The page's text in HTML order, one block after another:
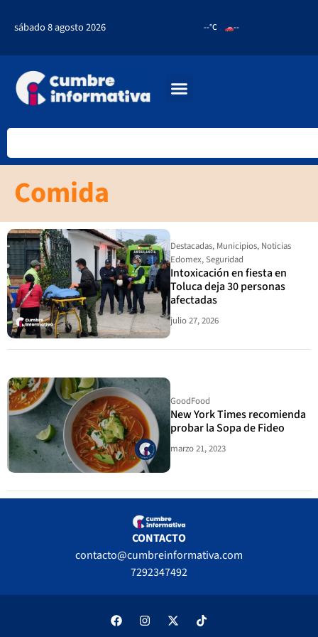
sábado 8 agosto 2026 --°C --
Comida
Destacadas, Municipios, Noticias
Edomex,Seguridad
Intoxicación en fiesta en
Toluca deja 30 personas
afectadas
julio 27, 2026
GoodFood
New York Times recomienda
probar la Sopa de Fideo
marzo 21, 2023
CONTACTO
contacto@cumbreinformativa.com
7292347492